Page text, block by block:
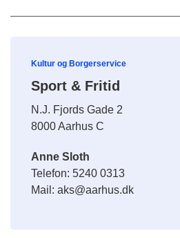
Kultur og Borgerservice
Sport & Fritid
N.J. Fjords Gade 2
8000 Aarhus C
Anne Sloth
Telefon: 5240 0313
Mail: aks@aarhus.dk